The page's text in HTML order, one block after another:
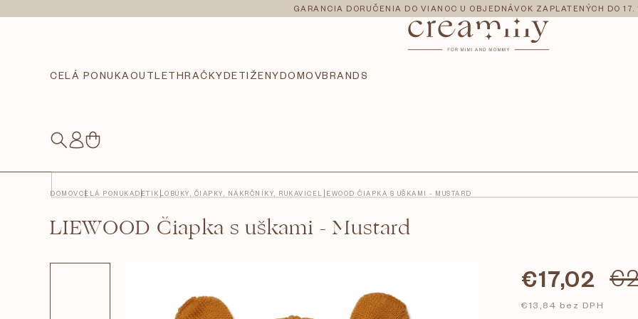
na
GARANCIA DORUČENIA DO VIANOC U OBJEDNÁVOK ZAPLATENÝCH DO 17.
CELÁ PONUKAOUTLETHRAČKYDETI ŽENYDOMOVBRANDS
NÁKUPNÝ
DOMOVCELÁ PONUKADETI KLOBÚKY, ČIAPKY, NÁKRČNÍKY, RUKAVICELIEWOOD ČIAPKA S UŠKAMI - MUSTARD
LIEWOOD Čiapka s uškami - Mustard
€17,02
€13,84 bez DPH